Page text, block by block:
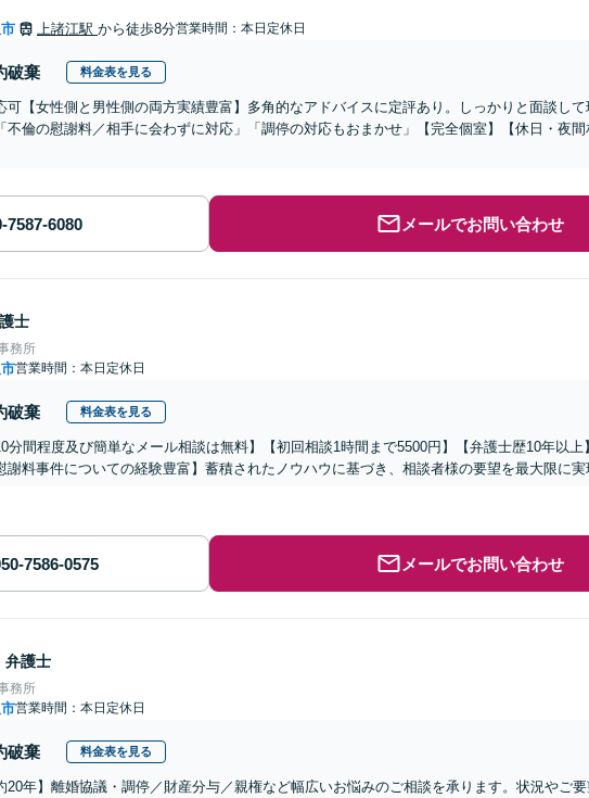
上諸江駅 から徒歩8分営業時間：本日定休日
破棄 料金表を見る
可【女性側と男性側の両方実績豊富】多角的なアドバイスに定評あり。しっかりと面談して
不倫の慰謝料／相手に会わずに対応」「調停の対応もおまかせ」【完全個室】【休日・夜
メールでお問い合わせ
士
務所
営業時間：本日定休日
破棄 料金表を見る
分間程度及び簡単なメール相談は無料】【初回相談1時間まで5500円】【弁護士歴10年以上
謝料事件についての経験豊富】蓄積されたノウハウに基づき、相談者様の要望を最大限に実
メールでお問い合わせ
弁護士
務所
営業時間：本日定休日
破棄 料金表を見る
20年】離婚協議・調停／財産分与／親権など幅広いお悩みのご相談を承ります。状況やご